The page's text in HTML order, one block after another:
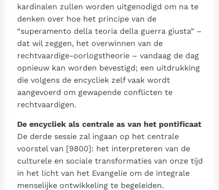
kardinalen zullen worden uitgenodigd om na te
denken over hoe het principe van de
“superamento della teoria della guerra giusta” –
dat wil zeggen, het overwinnen van de
rechtvaardige-oorlogstheorie – vandaag de dag
opnieuw kan worden bevestigd; een uitdrukking
die volgens de encycliek zelf vaak wordt
aangevoerd om gewapende conflicten te
rechtvaardigen.
De encycliek als centrale as van het pontificaat
De derde sessie zal ingaan op het centrale
voorstel van [9800]: het interpreteren van de
culturele en sociale transformaties van onze tijd
in het licht van het Evangelie om de integrale
menselijke ontwikkeling te begeleiden.